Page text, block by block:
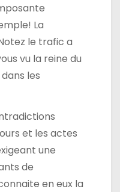
La
le trafic a
vu la reine du
les
et les actes
une
de
en eux la